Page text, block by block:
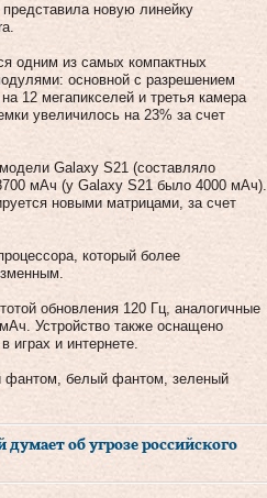
новую линейку
одним из самых компактных
основной с разрешением
12 мегапикселей и третья камера
увеличилось на 23% за счет
Galaxy S21 (составляло
мАч (у Galaxy S21 было 4000 мАч).
новыми матрицами, за счет
который более
обновления 120 Гц, аналогичные
Устройство также оснащено
играх и интернете.
фантом, белый фантом, зеленый
об угрозе российского